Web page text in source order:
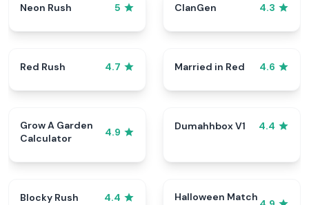
Neon Rush 5 ClanGen 4.3
Red Rush 4.7 Married in Red 4.6
Grow A Garden
Calculator
4.9
Dumahhbox V1 4.4
Blocky Rush 4.4
Halloween Match